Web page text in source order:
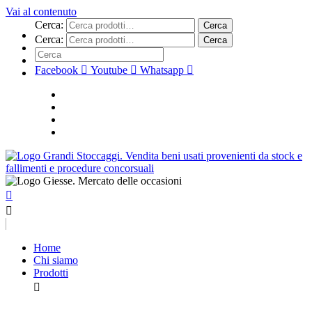
Vai al contenuto
Cerca:
Cerca
Cerca: Cerca
Facebook Youtube Whatsapp
Home
Chi siamo
Prodotti